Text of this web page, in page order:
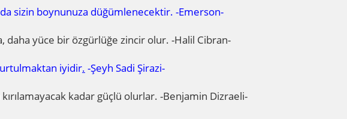
da sizin boynunuza düğümlenecektir. -Emerson-
yüce bir özgürlüğe zincir olur. -Halil Cibran-
iyidir. -Şeyh Sadi Şirazi-
kadar güçlü olurlar. -Benjamin Dizraeli-